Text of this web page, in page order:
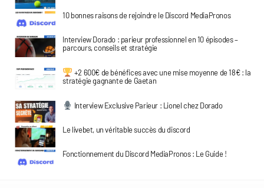
10 bonnes raisons de rejoindre le Discord MediaPronos
Interview Dorado : parieur professionnel en 10 épisodes –
parcours, conseils et stratégie
+2 600€ de bénéfices avec une mise moyenne de 18€ : la
stratégie gagnante de Gaetan
Interview Exclusive Parieur : Lionel chez Dorado
Le livebet, un véritable succès du discord
Fonctionnement du Discord MediaPronos : Le Guide !